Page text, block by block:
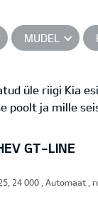
MUDEL
üle riigi Kia
poolt ja mille
GT-LINE
24 000 , Automaat ,